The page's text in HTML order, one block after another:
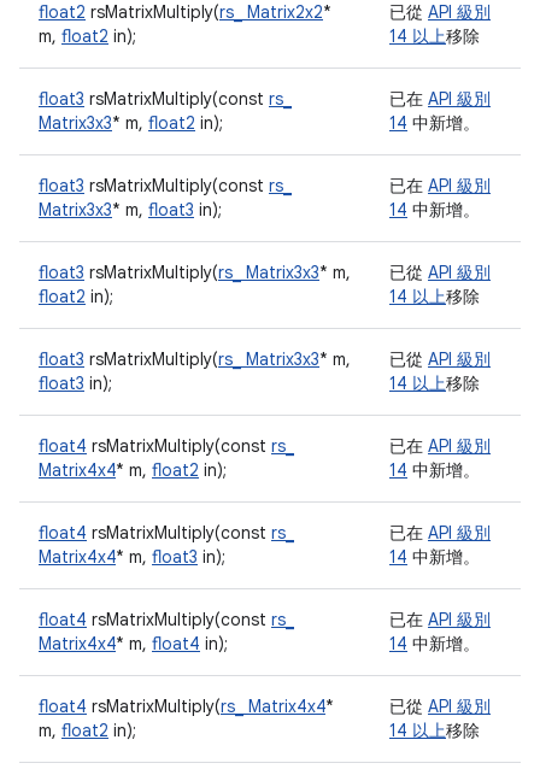
float2 rsMatrixMultiply(rs_ Matrix2x2*
m, float2 in);
已從 API 級別
14 以上移除
float3 rsMatrixMultiply(const rs_
Matrix3x3* m, float2 in);
已在 API 級別
14 中新增。
float3 rsMatrixMultiply(const rs_
Matrix3x3* m, float3 in);
已在 API 級別
14 中新增。
float3 rsMatrixMultiply(rs_ Matrix3x3* m,
float2 in);
已從 API 級別
14 以上移除
float3 rsMatrixMultiply(rs_ Matrix3x3* m,
float3 in);
已從 API 級別
14 以上移除
float4 rsMatrixMultiply(const rs_
Matrix4x4* m, float2 in);
已在 API 級別
14 中新增。
float4 rsMatrixMultiply(const rs_
Matrix4x4* m, float3 in);
已在 API 級別
14 中新增。
float4 rsMatrixMultiply(const rs_
Matrix4x4* m, float4 in);
已在 API 級別
14 中新增。
float4 rsMatrixMultiply(rs_ Matrix4x4*
m, float2 in);
已從 API 級別
14 以上移除